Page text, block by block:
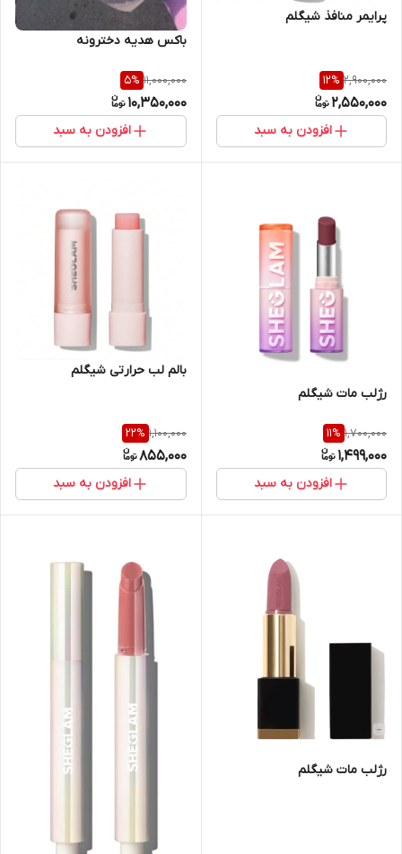
پرایمر منافذ شیگلم
2,900,000
12%
2,550,000
افزودن به سبد
باکس هدیه دخترونه
11,000,000
5%
10,350,000
افزودن به سبد
رژلب مات شیگلم
1,700,000
11%
1,499,000
افزودن به سبد
بالم لب حرارتی شیگلم
1,100,000
22%
855,000
افزودن به سبد
رژلب مات شیگلم